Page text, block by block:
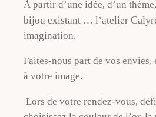
À partir d’une idée, d’un
bijou existant … l’atelier
imagination.
Faites-nous part de vos
à votre image.
Lors de votre rendez-vous,